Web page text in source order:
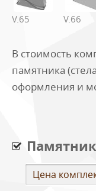
V.65 V.66
В стоимость
памятника
оформления и
Цена